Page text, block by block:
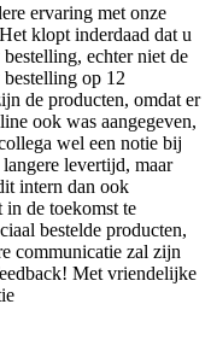
ervaring met onze
klopt inderdaad dat u
echter niet de
op 12
de producten, omdat er
ook was aangegeven,
wel een notie bij
levertijd, maar
intern dan ook
de toekomst te
bestelde producten,
communicatie zal zijn
Met vriendelijke